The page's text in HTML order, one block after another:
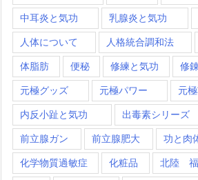
中耳炎と気功 乳腺炎と気功
人体について 人格統合調和法
体脂肪 便秘 修練と気功 修
元極グッズ 元極パワー 元
内反小趾と気功 出毒素シリーズ
前立腺ガン 前立腺肥大 功と肉
化学物質過敏症 化粧品 北陸 福